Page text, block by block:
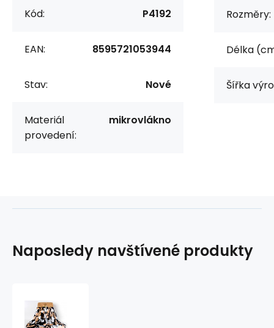
Kód: P4192
EAN: 8595721053944
Stav: Nové
Materiál
provedení:
mikrovlákno
Rozměry:
Délka
Šířka
Naposledy navštívené produkty